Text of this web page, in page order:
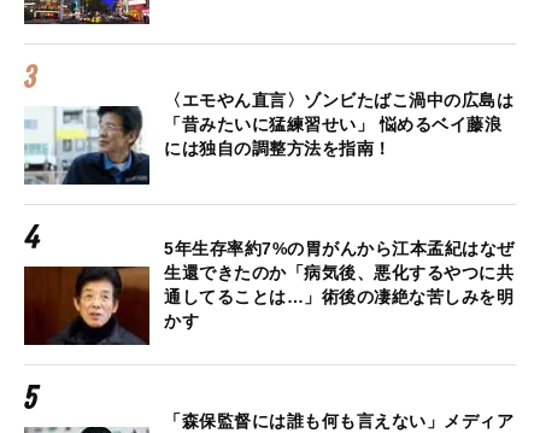
〈エモやん直言〉ゾンビたばこ渦中の広島は
「昔みたいに猛練習せい」 悩めるベイ藤浪
には独自の調整方法を指南！
5年生存率約7%の胃がんから江本孟紀はなぜ
生還できたのか「病気後、悪化するやつに共
通してることは…」術後の凄絶な苦しみを明
かす
「森保監督には誰も何も言えない」メディア